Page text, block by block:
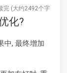
完 (大约2492个字)
化?
中, 最终增加